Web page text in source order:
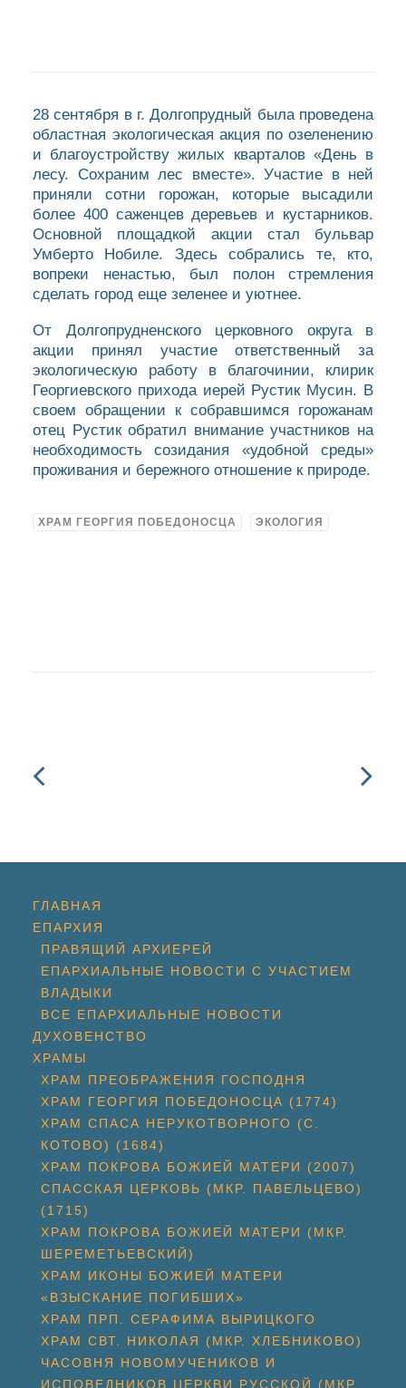
28 сентября в г. Долгопрудный была проведена
областная экологическая акция по озеленению
и благоустройству жилых кварталов «День в
лесу. Сохраним лес вместе». Участие в ней
приняли сотни горожан, которые высадили
более 400 саженцев деревьев и кустарников.
Основной площадкой акции стал бульвар
Умберто Нобиле. Здесь собрались те, кто,
вопреки ненастью, был полон стремления
сделать город еще зеленее и уютнее.
От Долгопрудненского церковного округа в
акции принял участие ответственный за
экологическую работу в благочинии, клирик
Георгиевского прихода иерей Рустик Мусин. В
своем обращении к собравшимся горожанам
отец Рустик обратил внимание участников на
необходимость созидания «удобной среды»
проживания и бережного отношение к природе.
ХРАМ ГЕОРГИЯ ПОБЕДОНОСЦА ЭКОЛОГИЯ
ГЛАВНАЯ
ЕПАРХИЯ
ПРАВЯЩИЙ АРХИЕРЕЙ
ЕПАРХИАЛЬНЫЕ НОВОСТИ С УЧАСТИЕМ
ВЛАДЫКИ
ВСЕ ЕПАРХИАЛЬНЫЕ НОВОСТИ
ДУХОВЕНСТВО
ХРАМЫ
ХРАМ ПРЕОБРАЖЕНИЯ ГОСПОДНЯ
ХРАМ ГЕОРГИЯ ПОБЕДОНОСЦА (1774)
ХРАМ СПАСА НЕРУКОТВОРНОГО (С.
КОТОВО) (1684)
ХРАМ ПОКРОВА БОЖИЕЙ МАТЕРИ (2007)
СПАССКАЯ ЦЕРКОВЬ (МКР. ПАВЕЛЬЦЕВО)
(1715)
ХРАМ ПОКРОВА БОЖИЕЙ МАТЕРИ (МКР.
ШЕРЕМЕТЬЕВСКИЙ)
ХРАМ ИКОНЫ БОЖИЕЙ МАТЕРИ
«ВЗЫСКАНИЕ ПОГИБШИХ»
ХРАМ ПРП. СЕРАФИМА ВЫРИЦКОГО
ХРАМ СВТ. НИКОЛАЯ (МКР. ХЛЕБНИКОВО)
ЧАСОВНЯ НОВОМУЧЕНИКОВ И
ИСПОВЕДНИКОВ ЦЕРКВИ РУССКОЙ (МКР.